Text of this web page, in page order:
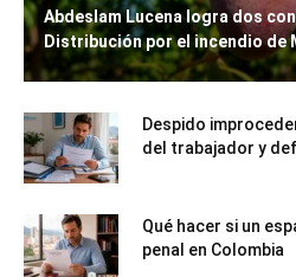
Abdeslam Lucena logra dos
Distribución por el incendio de
Despido
del trabajador y
Qué hacer si un
penal en Colombia